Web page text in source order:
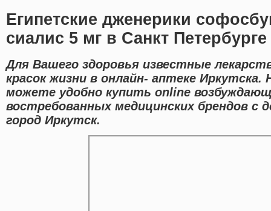
Египетские дженерики
сиалис 5 мг в Санкт Петербурге
Для Вашего здоровья известные
красок жизни в онлайн- аптеке
можете удобно купить online
востребованных медицинских брендов с
город Иркутск.